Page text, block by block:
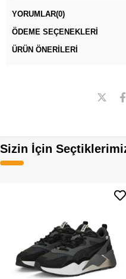
YORUMLAR(0)
ÖDEME SEÇENEKLERI
ÜRÜN ÖNERILERI
Sizin İçin